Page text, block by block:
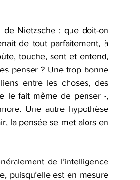
Nietzsche : que doit-on
de tout parfaitement, à
touche, sent et entend,
penser ? Une trop bonne
entre les choses, des
le fait même de penser -,
Une autre hypothèse
la pensée se met alors en
de l’intelligence
puisqu’elle est en mesure